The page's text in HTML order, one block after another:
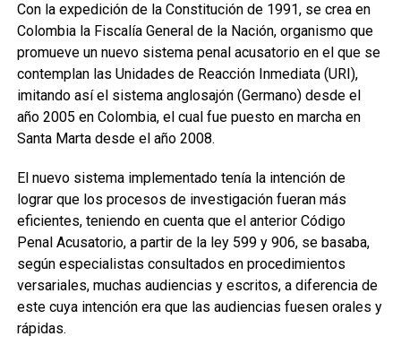
Con la expedición de la Constitución de 1991, se crea en
Colombia la Fiscalía General de la Nación, organismo que
promueve un nuevo sistema penal acusatorio en el que se
contemplan las Unidades de Reacción Inmediata (URI),
imitando así el sistema anglosajón (Germano) desde el
año 2005 en Colombia, el cual fue puesto en marcha en
Santa Marta desde el año 2008.
El nuevo sistema implementado tenía la intención de
lograr que los procesos de investigación fueran más
eficientes, teniendo en cuenta que el anterior Código
Penal Acusatorio, a partir de la ley 599 y 906, se basaba,
según especialistas consultados en procedimientos
versariales, muchas audiencias y escritos, a diferencia de
este cuya intención era que las audiencias fuesen orales y
rápidas.